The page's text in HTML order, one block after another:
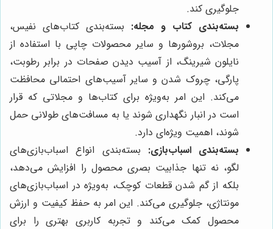
جلوگیری کند.
بسته‌بندی کتاب و مجله: بسته‌بندی کتاب‌های نفیس،
مجلات، بروشورها و سایر محصولات چاپی با استفاده از
نایلون شیرینگ، از آسیب دیدن صفحات در برابر رطوبت،
پارگی، چروک شدن و سایر آسیب‌های احتمالی محافظت
می‌کند. این امر به‌ویژه برای کتاب‌ها و مجلاتی که قرار
است در انبار نگهداری شوند یا به مسافت‌های طولانی حمل
شوند، اهمیت ویژه‌ای دارد.
بسته‌بندی اسباب‌بازی: بسته‌بندی انواع اسباب‌بازی‌های
لگو، نه تنها جذابیت بصری محصول را افزایش می‌دهد،
بلکه از گم شدن قطعات کوچک، به‌ویژه در اسباب‌بازی‌های
مونتاژی، جلوگیری می‌کند. این امر به حفظ کیفیت و ارزش
محصول کمک می‌کند و تجربه کاربری بهتری را برای